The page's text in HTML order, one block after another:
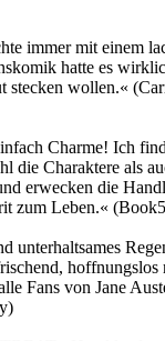
immer mit einem
hatte es
stecken wollen.«
Charme! Ich
die Charaktere als
erwecken die
zum Leben.«
unterhaltsames
hoffnungslos
Fans von Jane